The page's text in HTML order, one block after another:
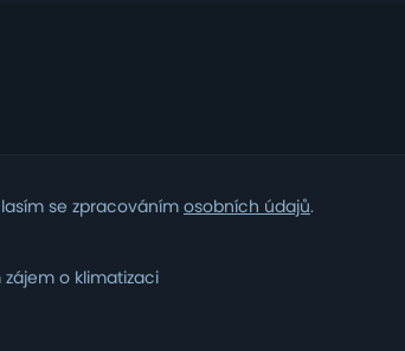
se zpracovánímosobních údajů.
zájem o klimatizaci